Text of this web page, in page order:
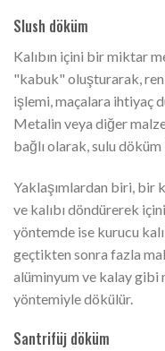
Slush döküm
Kalıbın içini bir miktar
"kabuk" oluşturarak,
işlemi, maçalara ihtiyaç
Metalin veya diğer
bağlı olarak, sulu
Yaklaşımlardan biri, bir
ve kalıbı döndürerek
yöntemde ise kurucu
geçtikten sonra fazla
alüminyum ve kalay gibi
yöntemiyle dökülür.
Santrifüj döküm